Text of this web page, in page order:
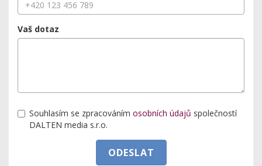
Vaš dotaz
Souhlasím se zpracováním osobních údajů společností
DALTEN media s.r.o.
ODESLAT